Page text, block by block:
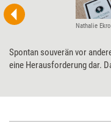
Nathalie
Spontan souverän vor
eine Herausforderung dar.